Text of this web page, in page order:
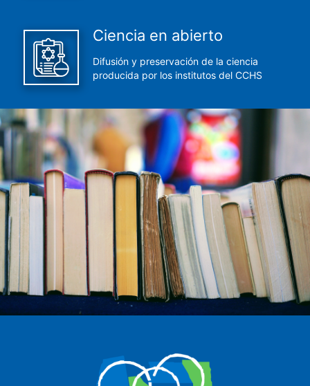
Ciencia en abierto
Difusión y preservación de la ciencia
producida por los institutos del CCHS